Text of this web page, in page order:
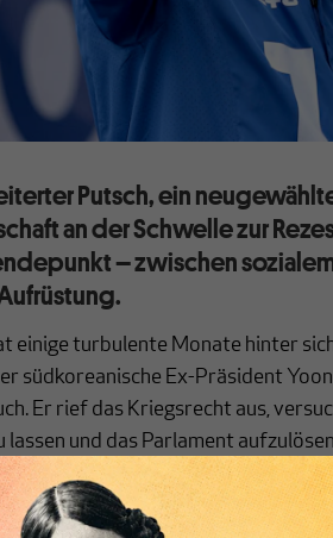
Putsch, ein
an der Schwelle zur
– zwischen
einige turbulente Monate hinter
südkoreanische Ex-Präsident
Er rief das Kriegsrecht aus,
lassen und das Parlament
Einstimmig hob die
erhielt sie durch Proteste aus